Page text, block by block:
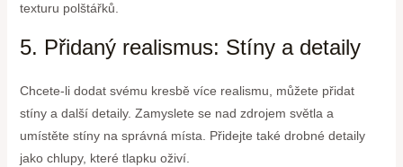
texturu polštářků.
5. Přidaný realismus: Stíny a detaily
Chcete-li dodat svému kresbě více realismu, můžete přidat
stíny a další detaily. Zamyslete se nad zdrojem světla a
umístěte stíny na správná místa. Přidejte také drobné detaily
jako chlupy, které tlapku oživí.